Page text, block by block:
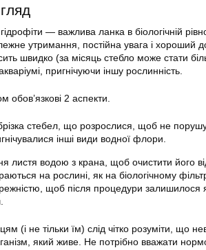
— важлива ланка в біологічній
утримання, постійна увага і хороший
швидко (за місяць стебло може стати
пригнічуючи іншу рослинність.
обов’язкові 2 аспекти.
стебел, що розрослися, щоб не
інші види водної флори.
листя водою з крана, щоб очистити його
на рослині, як на біологічному
щоб після процедури залишилося
(і не тільки їм) слід чітко розуміти,
який живе. Не потрібно вважати